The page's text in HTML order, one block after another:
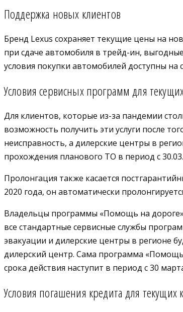
Поддержка новых клиентов
Бренд Lexus сохраняет текущие цены на
при сдаче автомобиля в трейд-ин,
условия покупки автомобилей доступны на
Условия сервисных программ для
Для клиентов, которые из-за пандемии
возможность получить эти услуги после
неисправность, а дилерские центры в
прохождения планового ТО в период с
Пролонгация также касается
2020 года, он автоматически
Владельцы программы «Помощь на
все стандартные сервисные службы
эвакуации и дилерские центры в регионе
дилерский центр. Сама программа
срока действия наступит в период с 30
Условия погашения кредита для текущих